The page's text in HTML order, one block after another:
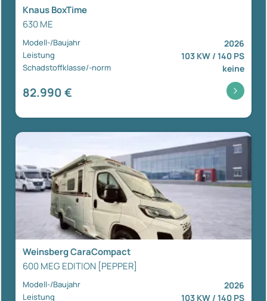
Knaus BoxTime
630 ME
Modell-/Baujahr 2026
Leistung 103 KW / 140 PS
Schadstoffklasse/-norm keine
82.990 €
Weinsberg CaraCompact
600 MEG EDITION [PEPPER]
Modell-/Baujahr 2026
Leistung 103 KW / 140 PS